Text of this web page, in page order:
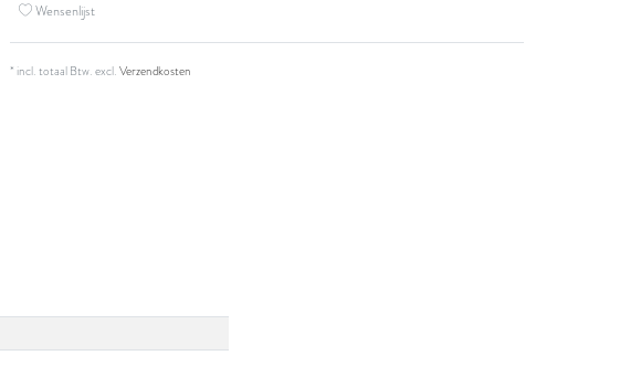
Wensenlijst
* incl. totaal Btw. excl.Verzendkosten